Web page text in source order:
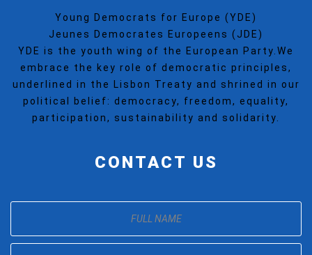
Young Democrats for Europe (YDE)
Jeunes Democrates Europeens (JDE)
YDE is the youth wing of the European Party.We
embrace the key role of democratic principles,
underlined in the Lisbon Treaty and shrined in our
political belief: democracy, freedom, equality,
participation, sustainability and solidarity.
CONTACT US